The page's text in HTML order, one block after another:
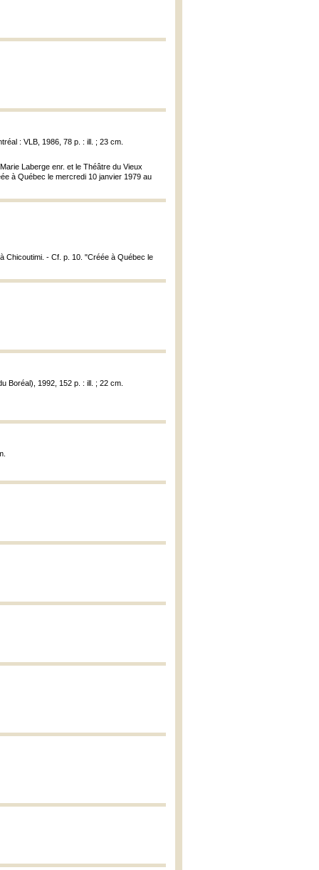
: VLB, 1986, 78 p. : ill. ; 23 cm.
Laberge enr. et le Théâtre du Vieux
à Québec le mercredi 10 janvier 1979 au
Chicoutimi. - Cf. p. 10. "Créée à Québec le
Boréal), 1992, 152 p. : ill. ; 22 cm.